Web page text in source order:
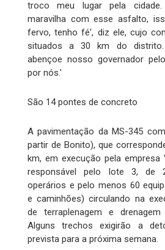
troco meu lugar pela
maravilha com esse asfalto,
fervo, tenho fé', diz ele, cujo
situados a 30 km do distrito.
abençoe nosso governador
por nós.'
São 14 pontes de concreto
A pavimentação da MS-345
partir de Bonito), que
km, em execução pela empresa
responsável pelo lote 3, de
operários e pelo menos 60
e caminhões) circulando na
de terraplenagem e
Alguns trechos exigirão a
prevista para a próxima semana.